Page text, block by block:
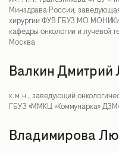
Минздрава России,
хирургии ФУВ ГБУЗ МО
кафедры онкологии и
Москва
Валкин Дмитрий
к.м.н., заведующий
ГБУЗ «ММКЦ «Коммунарка»
Владимирова